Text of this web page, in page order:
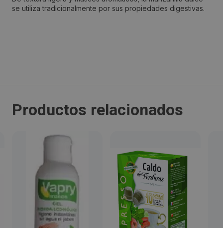
se utiliza tradicionalmente por sus propiedades digestivas.
PEDRO ORTEGA MELERO
Provincia:
Barcelona
España
Productos relacionados